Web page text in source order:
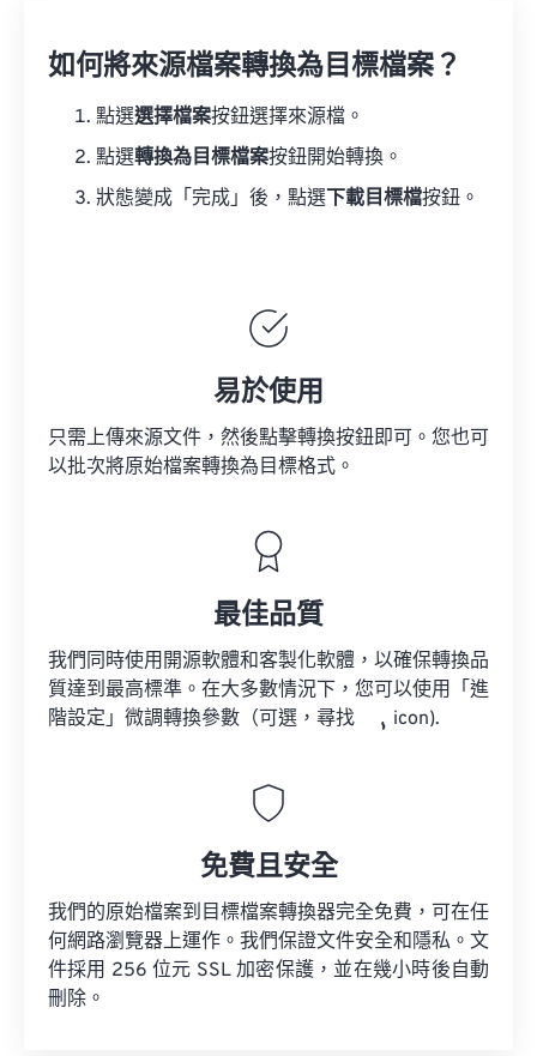
如何將來源檔案轉換為目標檔案？
點選選擇檔案按鈕選擇來源檔。
點選轉換為目標檔案按鈕開始轉換。
狀態變成「完成」後，點選 下載目標檔按鈕。
易於使用
只需上傳來源文件，然後點擊轉換按鈕即可。您也可
以批次將原始檔案轉換為目標格式。
最佳品質
我們同時使用開源軟體和客製化軟體，以確保轉換品
質達到最高標準。在大多數情況下，您可以使用「進
階設定」微調轉換參數（可選，尋找
icon).
免費且安全
我們的原始檔案到目標檔案轉換器完全免費，可在任
何網路瀏覽器上運作。我們保證文件安全和隱私。文
件採用 256 位元 SSL 加密保護，並在幾小時後自動
刪除。